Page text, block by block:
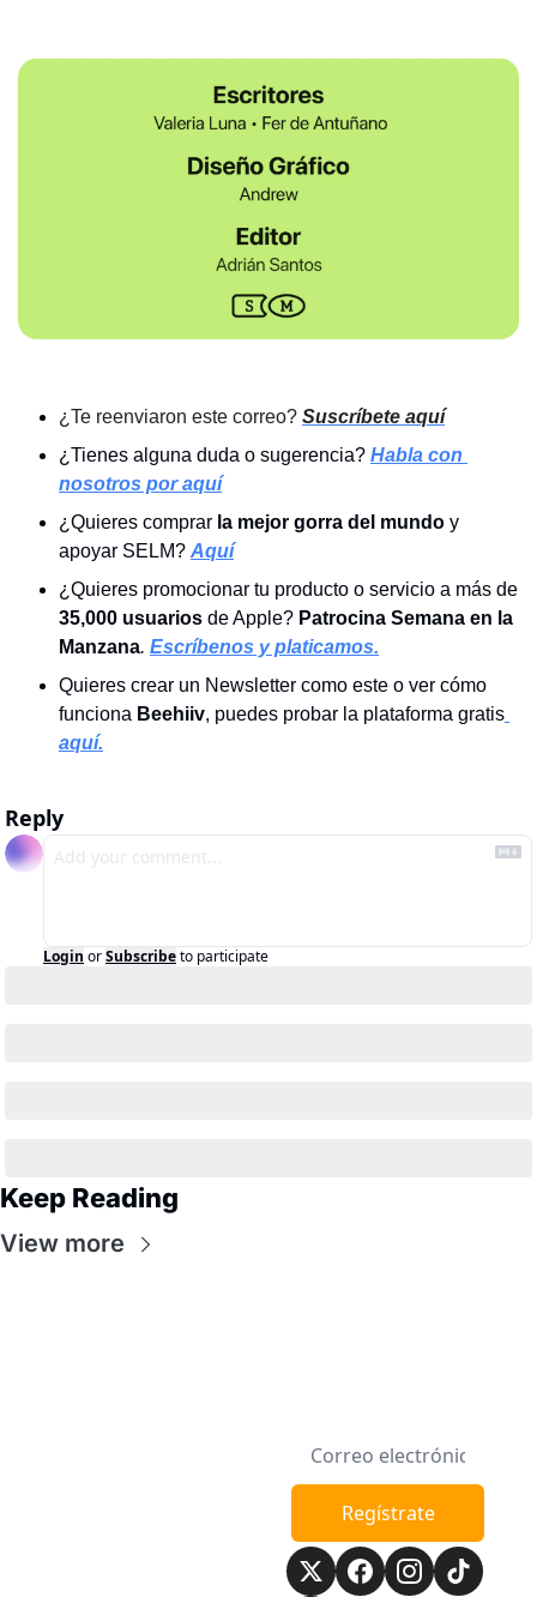
¿Te reenviaron este correo? Suscríbete aquí
¿Tienes alguna duda o sugerencia? Habla con
nosotros por aquí
¿Quieres comprar la mejor gorra del mundo y
apoyar SELM? Aquí
35,000 usuarios de Apple? Patrocina Semana en la
Manzana. Escríbenos y platicamos.
Quieres crear un Newsletter como este o ver cómo
funciona Beehiiv, puedes probar la plataforma gratis
aquí.
Reply
Login orSubscribeto participate
Keep Reading
View more
Regístrate